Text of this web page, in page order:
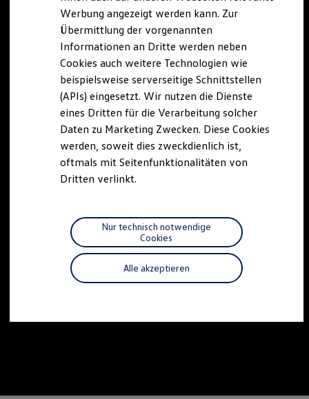
#wedriveproud
Besitzer und Service
myVolkswagen
Software Updates
Service und Ersatzteile
Inspektion und HU/AU
Reparaturen und Checks
Motorenöl und Flüssigkeiten
Räder und Reifen
Pannen- und Unfallhilfe
Economy Service
Volkswagen Teile
Zubehör
Modellspezifisches Zubehör
Individualisieren
Wallbox und Ladekabel
Digitale Extras
Dienste für Ihr Modell finden
Volkswagen Apps, Login und Shop
Handy und Fahrzeug verbinden
Vorgängermodelle
Werbung angezeigt werden kann. Zur
Übermittlung der vorgenannten
Informationen an Dritte werden neben
Cookies auch weitere Technologien wie
beispielsweise serverseitige Schnittstellen
(APIs) eingesetzt. Wir nutzen die Dienste
eines Dritten für die Verarbeitung solcher
Daten zu Marketing Zwecken. Diese Cookies
werden, soweit dies zweckdienlich ist,
oftmals mit Seitenfunktionalitäten von
Dritten verlinkt.
Alle akzeptieren
Nur technisch notwendige
Cookies